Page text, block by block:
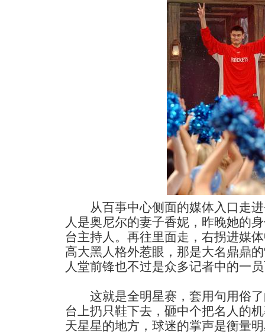
从百事中心侧面的媒体入口走进
人是奥尼尔的妻子香妮，昨晚她的
台主持人。再往里面走，右拐进媒
高大黑人格外惹眼，那是大名鼎鼎
人堂前锋也不过是众多记者中的一
这就是全明星赛，套用句用俗了
台上扔只鞋下去，砸中个把名人的
天星星的地方，球迷的掌声是衡量